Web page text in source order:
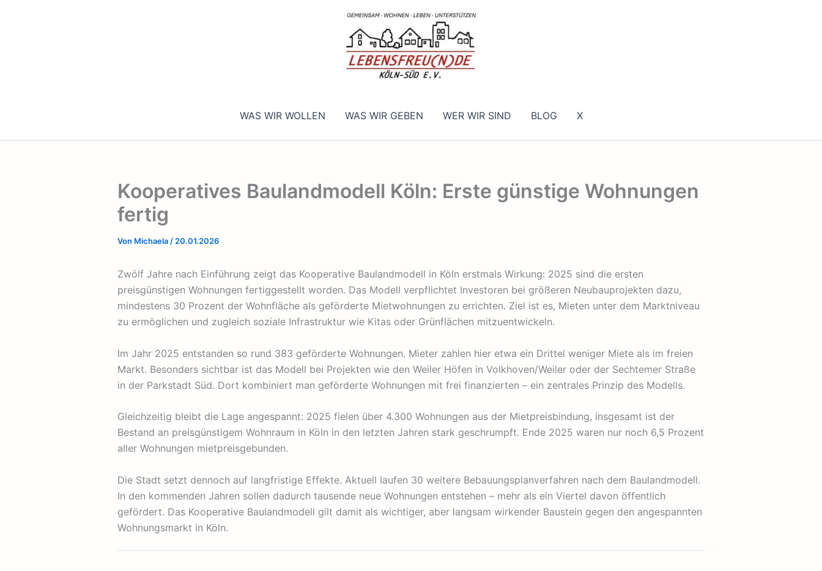
WAS WIR WOLLEN WAS WIR GEBEN WER WIR SIND BLOG X
Kooperatives Baulandmodell Köln: Erste günstige Wohnungen
fertig
Von Michaela / 20.01.2026
Zwölf Jahre nach Einführung zeigt das Kooperative Baulandmodell in Köln erstmals Wirkung: 2025 sind die ersten
preisgünstigen Wohnungen fertiggestellt worden. Das Modell verpflichtet Investoren bei größeren Neubauprojekten dazu,
mindestens 30 Prozent der Wohnfläche als geförderte Mietwohnungen zu errichten. Ziel ist es, Mieten unter dem Marktniveau
zu ermöglichen und zugleich soziale Infrastruktur wie Kitas oder Grünflächen mitzuentwickeln.
Im Jahr 2025 entstanden so rund 383 geförderte Wohnungen. Mieter zahlen hier etwa ein Drittel weniger Miete als im freien
Markt. Besonders sichtbar ist das Modell bei Projekten wie den Weiler Höfen in Volkhoven/Weiler oder der Sechtemer Straße
in der Parkstadt Süd. Dort kombiniert man geförderte Wohnungen mit frei finanzierten – ein zentrales Prinzip des Modells.
Gleichzeitig bleibt die Lage angespannt: 2025 fielen über 4.300 Wohnungen aus der Mietpreisbindung, insgesamt ist der
Bestand an preisgünstigem Wohnraum in Köln in den letzten Jahren stark geschrumpft. Ende 2025 waren nur noch 6,5 Prozent
aller Wohnungen mietpreisgebunden.
Die Stadt setzt dennoch auf langfristige Effekte. Aktuell laufen 30 weitere Bebauungsplanverfahren nach dem Baulandmodell.
In den kommenden Jahren sollen dadurch tausende neue Wohnungen entstehen – mehr als ein Viertel davon öffentlich
gefördert. Das Kooperative Baulandmodell gilt damit als wichtiger, aber langsam wirkender Baustein gegen den angespannten
Wohnungsmarkt in Köln.